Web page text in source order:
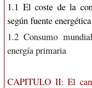
1.1 El coste de la
según fuente energética
1.2 Consumo
energía primaria
CAPITULO II: El